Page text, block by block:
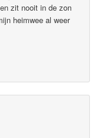
zit nooit in de zon
heimwee al weer